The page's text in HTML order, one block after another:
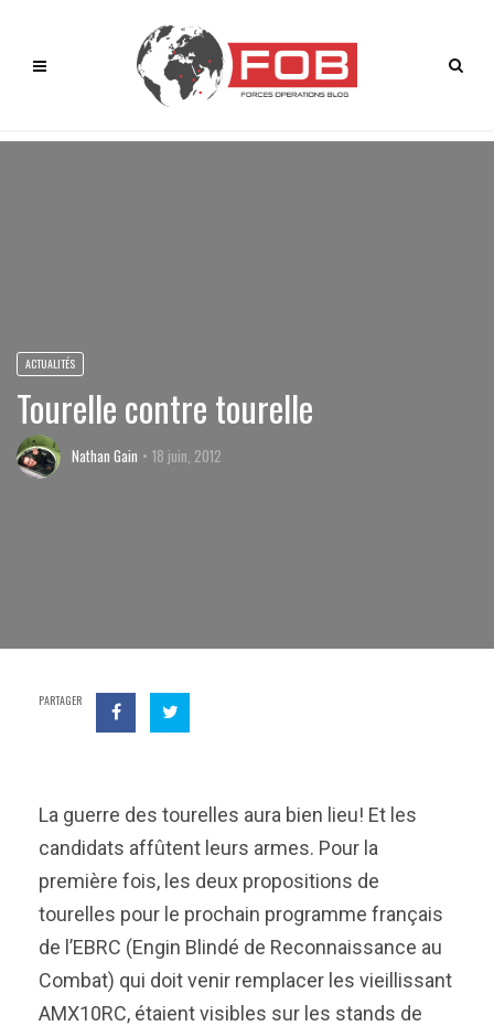
ACTUALITÉS
Tourelle contre tourelle
Nathan Gain 18 juin, 2012
PARTAGER
La guerre des tourelles aura bien lieu! Et les
candidats affûtent leurs armes. Pour la
première fois, les deux propositions de
tourelles pour le prochain programme français
de l’EBRC (Engin Blindé de Reconnaissance au
Combat) qui doit venir remplacer les vieillissant
AMX10RC, étaient visibles sur les stands de